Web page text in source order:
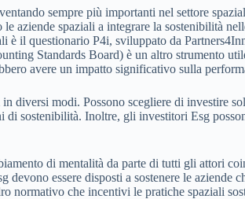
sempre più importanti nel settore
aziende spaziali a integrare la sostenibilità
è il questionario P4i, sviluppato da
Standards Board) è un altro strumento
avere un impatto significativo sulla
diversi modi. Possono scegliere di investire
sostenibilità. Inoltre, gli investitori Esg
di mentalità da parte di tutti gli attori
essere disposti a sostenere le
normativo che incentivi le pratiche spaziali